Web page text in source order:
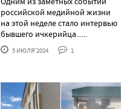
российской медийной жизни
на этой неделе стало интервью
бывшего ичкерийца......
5 ИЮЛЯ'2024 1